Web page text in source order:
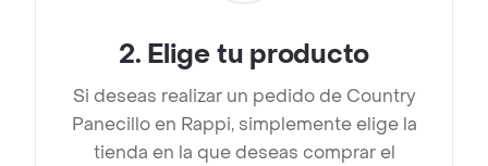
2. Elige tu producto
Si deseas realizar un pedido de Country
Panecillo en Rappi, simplemente elige la
tienda en la que deseas comprar el